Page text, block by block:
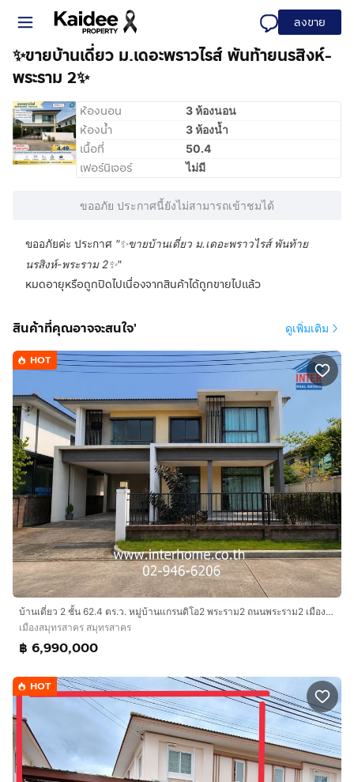
ลงขาย
✨ขายบ้านเดี่ยว ม.เดอะพราวไรส์ พันท้ายนรสิงห์-
พระราม 2✨
ห้องนอน 3 ห้องนอน
ห้องน้ำ 3 ห้องน้ำ
เนื้อที่ 50.4
เฟอร์นิเจอร์ ไม่มี
ขออภัย ประกาศนี้ยังไม่สามารถเข้าชมได้
ขออภัยค่ะ ประกาศ "✨ขายบ้านเดี่ยว ม.เดอะพราวไรส์ พันท้าย
นรสิงห์-พระราม 2✨"
หมดอายุหรือถูกปิดไปเนื่องจากสินค้าได้ถูกขายไปแล้ว
สินค้าที่คุณอาจจะสนใจ' ดูเพิ่มเติม
HOT
บ้านเดี่ยว 2 ชั้น 62.4 ตร.ว. หมู่บ้านแกรนดิโอ2 พระราม2 ถนนพระราม2 เมืองสมุทรสาคร สมุทรสาคร
เมืองสมุทรสาคร สมุทรสาคร
฿ 6,990,000
HOT